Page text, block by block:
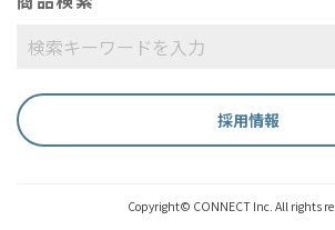
採用情報
Copyright© CONNECT Inc. All rights